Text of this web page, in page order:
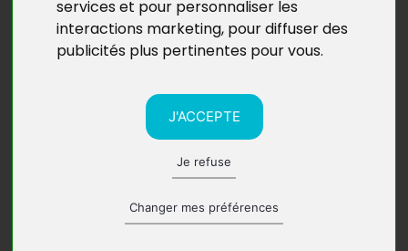
services et pour personnaliser les
interactions marketing, pour diffuser des
publicités plus pertinentes pour vous.
J'ACCEPTE
Je refuse
Changer mes préférences